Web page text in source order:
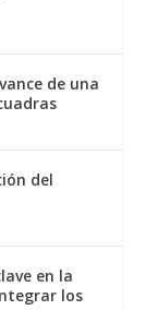
de una
del
en la
los